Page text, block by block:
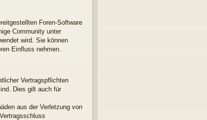
Foren-Software
Community unter
wird. Sie können
Einfluss nehmen.
Vertragspflichten
Dies gilt auch für
aus der Verletzung von